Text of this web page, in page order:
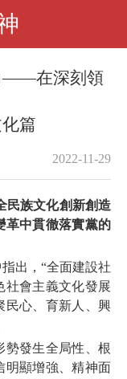
——在深刻領
篇
2022-11-29
民族文化創新創造
中貫徹落實黨的
出，“全面建設社
社會主義文化發展
民心、育新人、興
發生全局性、根
明顯增強、精神面